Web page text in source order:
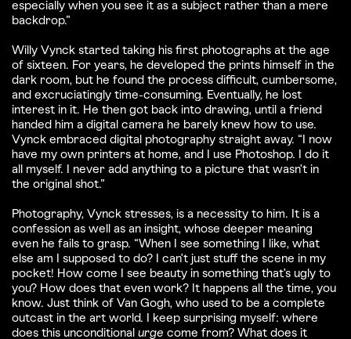
especially when you see it as a subject rather than a mere
backdrop.”
Willy Vynck started taking his first photographs at the age
of sixteen. For years, he developed the prints himself in the
dark room, but he found the process difficult, cumbersome,
and excruciatingly time-consuming. Eventually, he lost
interest in it. He then got back into drawing, until a friend
handed him a digital camera he barely knew how to use.
Vynck embraced digital photography straight away. “I now
have my own printers at home, and I use Photoshop. I do it
all myself. I never add anything to a picture that wasn’t in
the original shot.”
Photography, Vynck stresses, is a necessity to him. It is a
confession as well as an insight, whose deeper meaning
even he fails to grasp. “When I see something I like, what
else am I supposed to do? I can’t just stuff the scene in my
pocket! How come I see beauty in something that’s ugly to
you? How does that even work? It happens all the time, you
know. Just think of Van Gogh, who used to be a complete
outcast in the art world. I keep surprising myself: where
does this unconditional urge come from? What does it